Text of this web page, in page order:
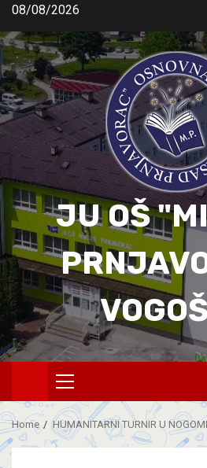
08/08/2026
JU OŠ
Home HUMANITARNI TURNIR U